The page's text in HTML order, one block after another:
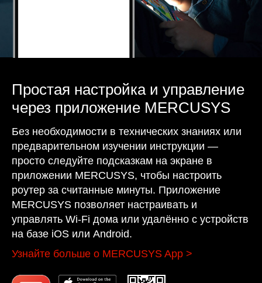
Простая настройка и управление
через приложение MERCUSYS
Без необходимости в технических знаниях или
предварительном изучении инструкции —
просто следуйте подсказкам на экране в
приложении MERCUSYS, чтобы настроить
роутер за считанные минуты. Приложение
MERCUSYS позволяет настраивать и
управлять Wi-Fi дома или удалённо с устройств
на базе iOS или Android.
Узнайте больше о MERCUSYS App >